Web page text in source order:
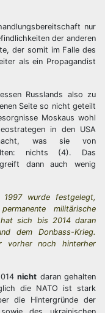
nur
der anderen
der somit im Falle des
als ein Propagandist
Russlands also zu
Seite so nicht geteilt
Moskaus wohl
in den USA
was sie von
nichts (4). Das
dann auch wenig
1997 wurde festgelegt,
militärische
sich bis 2014 daran
dem Donbass-Krieg.
vorher noch hinterher
nicht daran gehalten
die NATO ist stark
die Hintergründe der